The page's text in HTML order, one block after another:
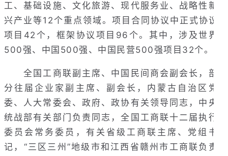
工、基础设施、文化旅游、现代服务业、战略性新
兴产业等12个重点领域。项目合同协议中正式协议
项目42个，框架协议项目96个。其中，涉及世界
500强、中国500强、中国民营500强项目32个。
全国工商联副主席、中国民间商会副会长，部
分往届企业家副主席、副会长，内蒙古自治区党
委、人大常委会、政府、政协有关领导同志，中央
统战部有关部门负责同志，全国工商联十二届执行
委员会常务委员，有关省级工商联主席、党组书
记，“三区三州”地级市和江西省赣州市工商联负责